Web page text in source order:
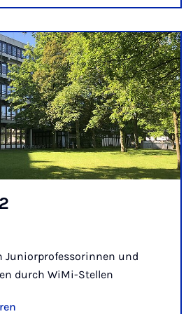
Juniorprofessorinnen und
durch WiMi-Stellen